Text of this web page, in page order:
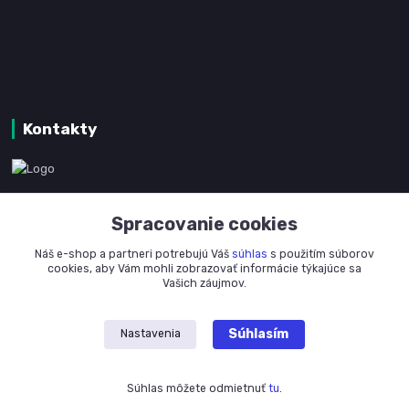
Kontakty
+421 905 327 801
(Po-Pia, 8-16 hod.)
Spracovanie cookies
Náš e-shop a partneri potrebujú Váš súhlas s použitím súborov
cookies, aby Vám mohli zobrazovať informácie týkajúce sa
Vašich záujmov.
Nastavenia Súhlasím
Súhlas môžete odmietnuť tu.